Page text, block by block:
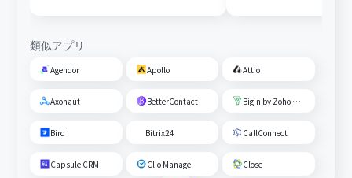
類似アプリ
Agendor Apollo Attio
Axonaut BetterContact Bigin by Zoho CRM
Bird Bitrix24 CallConnect
Capsule CRM Clio Manage Close